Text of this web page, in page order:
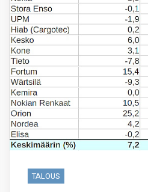
TALOUS